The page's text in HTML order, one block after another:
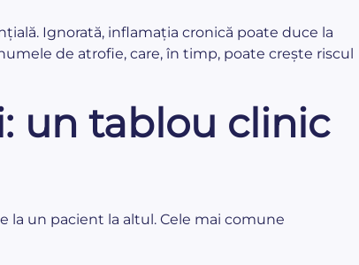
Ignorată, inflamația cronică poate duce la
de atrofie, care, în timp, poate crește riscul
un tablou clinic
la un pacient la altul. Cele mai comune